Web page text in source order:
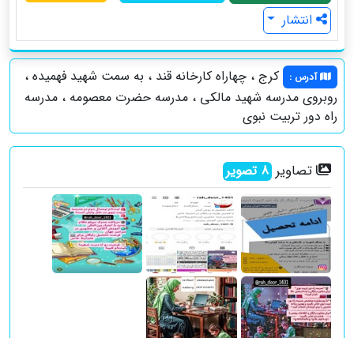
انتشار
آدرس :
کرج ، چهاراه کارخانه قند ، به سمت شهید فهمیده ،
روبروی مدرسه شهید مالکی ، مدرسه حضرت معصومه ، مدرسه
راه دور تربیت نبوی
تصاویر 8تصویر